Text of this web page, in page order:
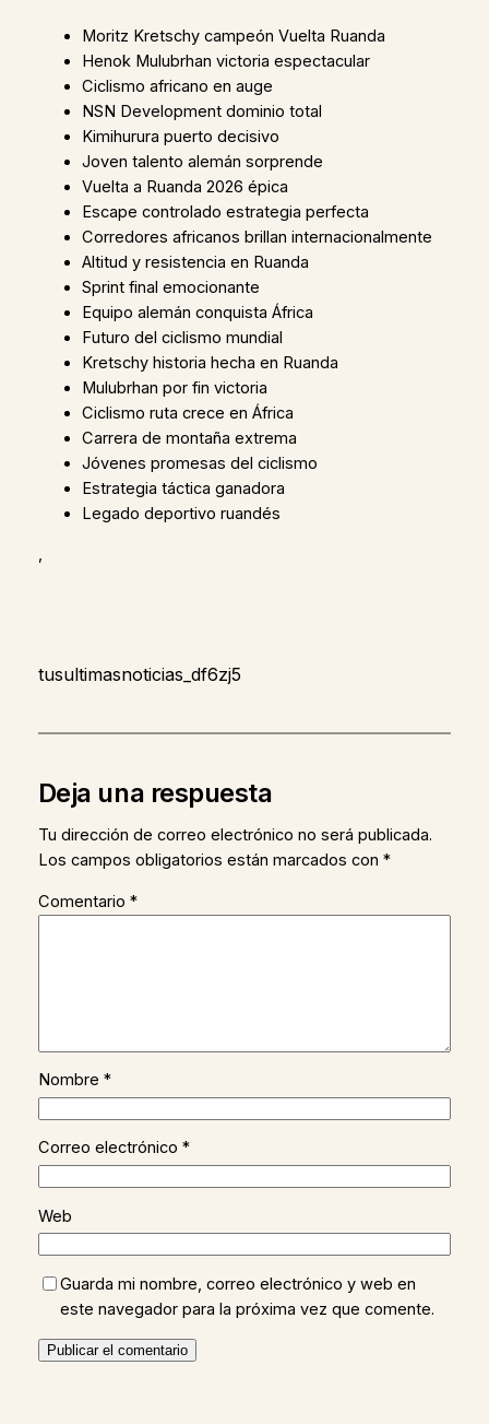
Moritz Kretschy campeón Vuelta Ruanda
Henok Mulubrhan victoria espectacular
Ciclismo africano en auge
NSN Development dominio total
Kimihurura puerto decisivo
Joven talento alemán sorprende
Vuelta a Ruanda 2026 épica
Escape controlado estrategia perfecta
Corredores africanos brillan internacionalmente
Altitud y resistencia en Ruanda
Sprint final emocionante
Equipo alemán conquista África
Futuro del ciclismo mundial
Kretschy historia hecha en Ruanda
Mulubrhan por fin victoria
Ciclismo ruta crece en África
Carrera de montaña extrema
Jóvenes promesas del ciclismo
Estrategia táctica ganadora
Legado deportivo ruandés
,
tusultimasnoticias_df6zj5
Deja una respuesta
Tu dirección de correo electrónico no será publicada.
Los campos obligatorios están marcados con *
Comentario *
Nombre *
Correo electrónico *
Web
Guarda mi nombre, correo electrónico y web en
este navegador para la próxima vez que comente.